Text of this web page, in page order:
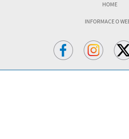
HOME
INFORMACE O